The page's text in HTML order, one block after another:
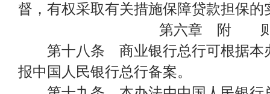
督，有权采取有关措施保障贷款担保的
第六章 附
第十八条 商业银行总行可根据本
报中国人民银行总行备案。